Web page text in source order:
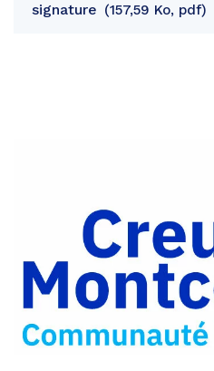
signature
157,59 Ko, pdf
Facebook
Partager
Twitter
Partager
par
e-
mail